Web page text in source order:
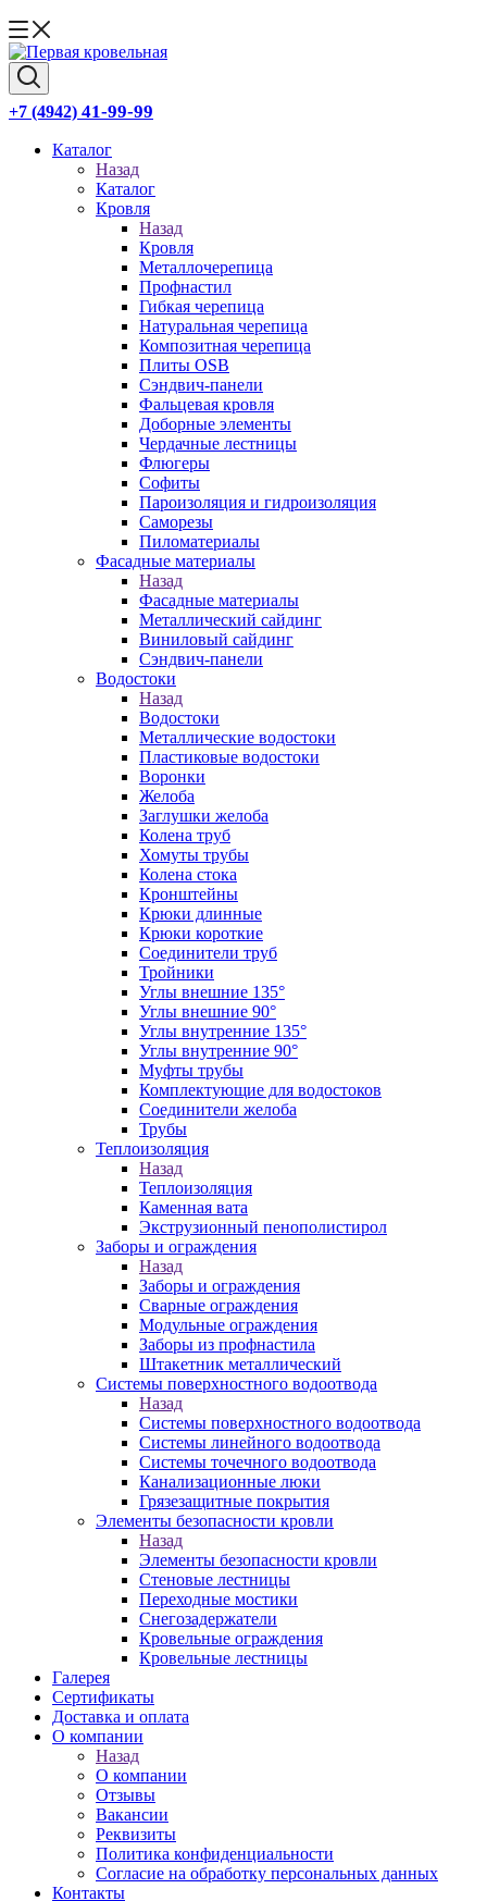
+7 (4942) 41-99-99
Каталог
Назад
Каталог
Кровля
Назад
Кровля
Металлочерепица
Профнастил
Гибкая черепица
Натуральная черепица
Композитная черепица
Плиты OSB
Сэндвич-панели
Фальцевая кровля
Доборные элементы
Чердачные лестницы
Флюгеры
Софиты
Пароизоляция и гидроизоляция
Саморезы
Пиломатериалы
Фасадные материалы
Назад
Фасадные материалы
Металлический сайдинг
Виниловый сайдинг
Сэндвич-панели
Водостоки
Назад
Водостоки
Металлические водостоки
Пластиковые водостоки
Воронки
Желоба
Заглушки желоба
Колена труб
Хомуты трубы
Колена стока
Кронштейны
Крюки длинные
Крюки короткие
Соединители труб
Тройники
Углы внешние 135°
Углы внешние 90°
Углы внутренние 135°
Углы внутренние 90°
Муфты трубы
Комплектующие для водостоков
Соединители желоба
Трубы
Теплоизоляция
Назад
Теплоизоляция
Каменная вата
Экструзионный пенополистирол
Заборы и ограждения
Назад
Заборы и ограждения
Сварные ограждения
Модульные ограждения
Заборы из профнастила
Штакетник металлический
Системы поверхностного водоотвода
Назад
Системы поверхностного водоотвода
Системы линейного водоотвода
Системы точечного водоотвода
Канализационные люки
Грязезащитные покрытия
Элементы безопасности кровли
Назад
Элементы безопасности кровли
Стеновые лестницы
Переходные мостики
Снегозадержатели
Кровельные ограждения
Кровельные лестницы
Галерея
Сертификаты
Доставка и оплата
О компании
Назад
О компании
Отзывы
Вакансии
Реквизиты
Политика конфиденциальности
Согласие на обработку персональных данных
Контакты